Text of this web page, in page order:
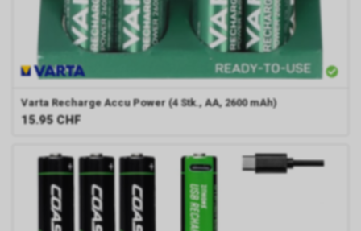
Varta Recharge Accu Power (4 Stk., AA, 2600 mAh)
15.95 CHF